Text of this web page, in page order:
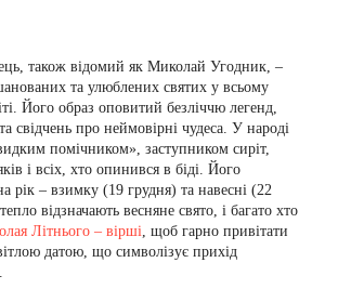
також відомий як Миколай Угодник, –
та улюблених святих у всьому
Його образ оповитий безліччю легенд,
свідчень про неймовірні чудеса. У народі
помічником», заступником сиріт,
і всіх, хто опинився в біді. Його
рік – взимку (19 грудня) та навесні (22
відзначають весняне свято, і багато хто
Літнього – вірші, щоб гарно привітати
датою, що символізує прихід